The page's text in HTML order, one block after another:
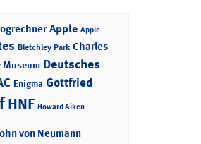
Apple Apple
Bletchley Park Charles
Deutsches
Enigma Gottfried
HNF Howard Aiken
von Neumann